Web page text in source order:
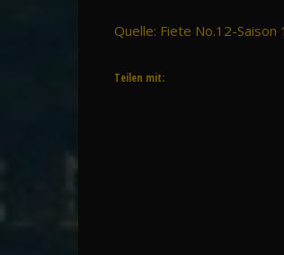
Quelle: Fiete No.12-
Teilen mit: